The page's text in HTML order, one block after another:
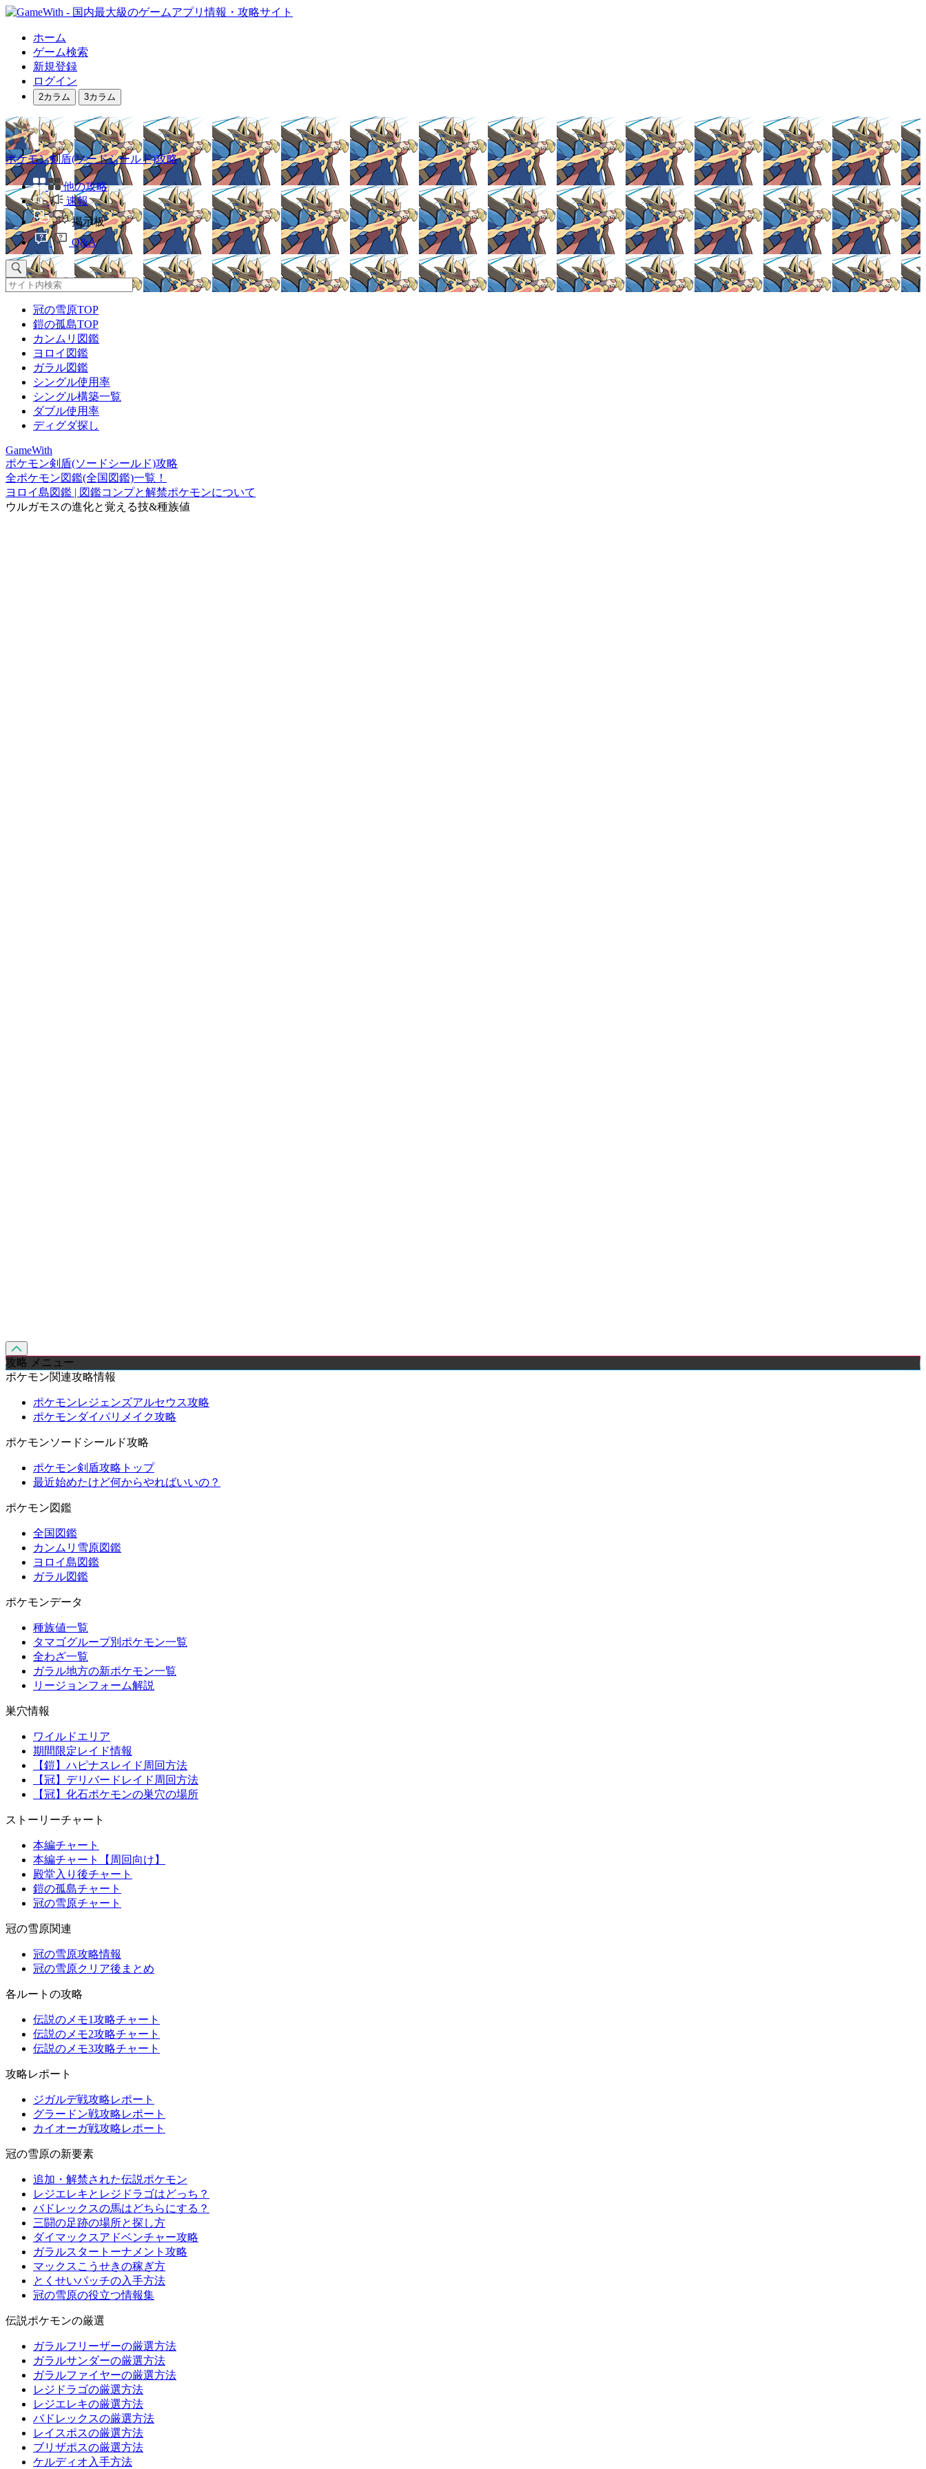
ホーム
ゲーム検索
新規登録
ログイン
2カラム 3カラム
ポケモン剣盾(ソードシールド)攻略
他の攻略
速報
掲示板
Q&A
冠の雪原TOP
鎧の孤島TOP
カンムリ図鑑
ヨロイ図鑑
ガラル図鑑
シングル使用率
シングル構築一覧
ダブル使用率
ディグダ探し
GameWith
ポケモン剣盾(ソードシールド)攻略
全ポケモン図鑑(全国図鑑)一覧！
ヨロイ島図鑑 | 図鑑コンプと解禁ポケモンについて
ウルガモスの進化と覚える技&種族値
攻略 メニュー
ポケモン関連攻略情報
ポケモンレジェンズアルセウス攻略
ポケモンダイパリメイク攻略
ポケモンソードシールド攻略
ポケモン剣盾攻略トップ
最近始めたけど何からやればいいの？
ポケモン図鑑
全国図鑑
カンムリ雪原図鑑
ヨロイ島図鑑
ガラル図鑑
ポケモンデータ
種族値一覧
タマゴグループ別ポケモン一覧
全わざ一覧
ガラル地方の新ポケモン一覧
リージョンフォーム解説
巣穴情報
ワイルドエリア
期間限定レイド情報
【鎧】ハピナスレイド周回方法
【冠】デリバードレイド周回方法
【冠】化石ポケモンの巣穴の場所
ストーリーチャート
本編チャート
本編チャート【周回向け】
殿堂入り後チャート
鎧の孤島チャート
冠の雪原チャート
冠の雪原関連
冠の雪原攻略情報
冠の雪原クリア後まとめ
各ルートの攻略
伝説のメモ1攻略チャート
伝説のメモ2攻略チャート
伝説のメモ3攻略チャート
攻略レポート
ジガルデ戦攻略レポート
グラードン戦攻略レポート
カイオーガ戦攻略レポート
冠の雪原の新要素
追加・解禁された伝説ポケモン
レジエレキとレジドラゴはどっち？
バドレックスの馬はどちらにする？
三闘の足跡の場所と探し方
ダイマックスアドベンチャー攻略
ガラルスタートーナメント攻略
マックスこうせきの稼ぎ方
とくせいパッチの入手方法
冠の雪原の役立つ情報集
伝説ポケモンの厳選
ガラルフリーザーの厳選方法
ガラルサンダーの厳選方法
ガラルファイヤーの厳選方法
レジドラゴの厳選方法
レジエレキの厳選方法
バドレックスの厳選方法
レイスポスの厳選方法
ブリザポスの厳選方法
ケルディオ入手方法